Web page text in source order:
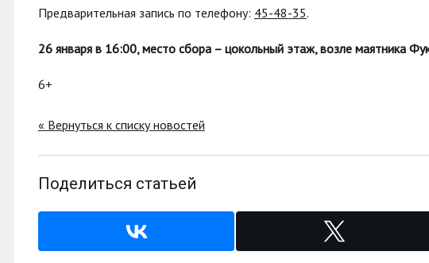
Предварительная запись по телефону: 45-48-35.
26 января в 16:00, место сбора – цокольный этаж, возле маятника
6+
« Вернуться к списку новостей
Поделиться статьей